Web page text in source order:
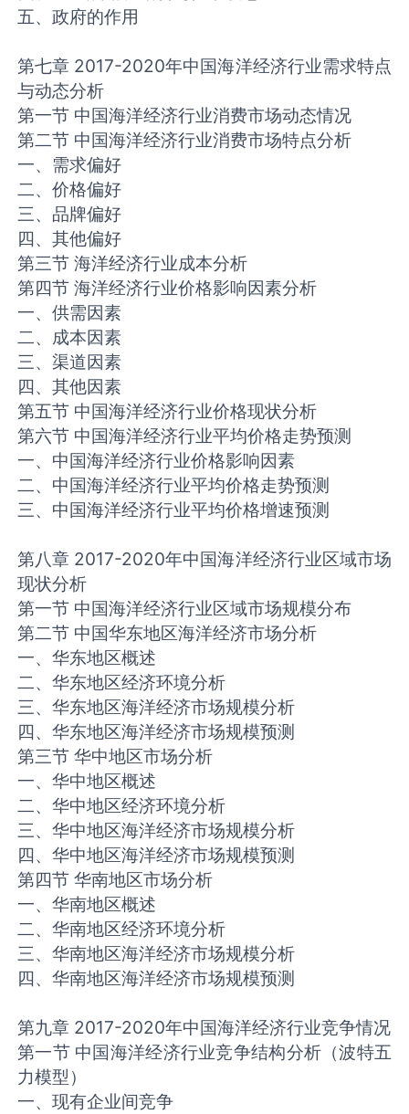
五、政府的作用
第七章 2017-2020年中国海洋经济行业需求特点
与动态分析
第一节 中国海洋经济行业消费市场动态情况
第二节 中国海洋经济行业消费市场特点分析
一、需求偏好
二、价格偏好
三、品牌偏好
四、其他偏好
第三节 海洋经济行业成本分析
第四节 海洋经济行业价格影响因素分析
一、供需因素
二、成本因素
三、渠道因素
四、其他因素
第五节 中国海洋经济行业价格现状分析
第六节 中国海洋经济行业平均价格走势预测
一、中国海洋经济行业价格影响因素
二、中国海洋经济行业平均价格走势预测
三、中国海洋经济行业平均价格增速预测
第八章 2017-2020年中国海洋经济行业区域市场
现状分析
第一节 中国海洋经济行业区域市场规模分布
第二节 中国华东地区海洋经济市场分析
一、华东地区概述
二、华东地区经济环境分析
三、华东地区海洋经济市场规模分析
四、华东地区海洋经济市场规模预测
第三节 华中地区市场分析
一、华中地区概述
二、华中地区经济环境分析
三、华中地区海洋经济市场规模分析
四、华中地区海洋经济市场规模预测
第四节 华南地区市场分析
一、华南地区概述
二、华南地区经济环境分析
三、华南地区海洋经济市场规模分析
四、华南地区海洋经济市场规模预测
第九章 2017-2020年中国海洋经济行业竞争情况
第一节 中国海洋经济行业竞争结构分析（波特五
力模型）
一、现有企业间竞争